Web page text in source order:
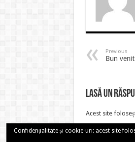
Previous
Bun
Lasă un
Acest site
Confidențialitate și cookie-uri: acest site